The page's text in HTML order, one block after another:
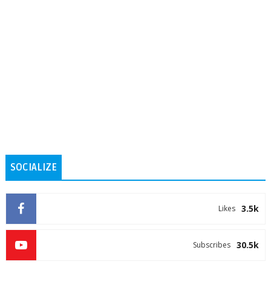
SOCIALIZE
3.5k
Likes
30.5k
Subscribes